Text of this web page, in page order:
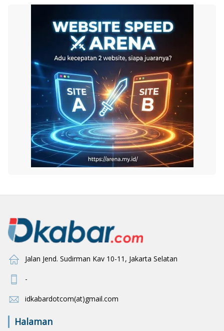
Jalan Jend. Sudirman Kav 10-11, Jakarta Selatan
-
idkabardotcom(at)gmail.com
Halaman